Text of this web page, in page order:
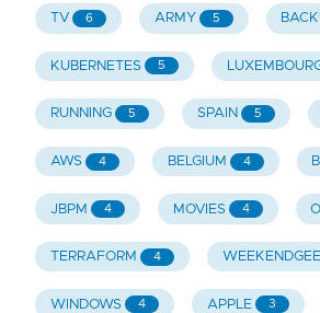
TV 6 ARMY 5
KUBERNETES 5
RUNNING 5 SPAIN 5
AWS 4 BELGIUM 4
JBPM 4 MOVIES 4
TERRAFORM 4
WINDOWS 4 APPLE 3